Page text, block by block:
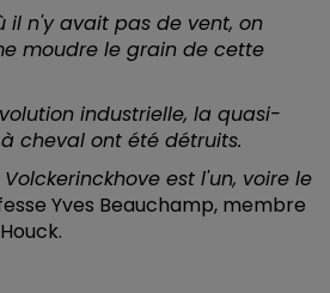
il n'y avait pas de vent, on
moudre le grain de cette
industrielle, la quasi-
cheval ont été détruits.
est l'un, voire le
Yves Beauchamp, membre